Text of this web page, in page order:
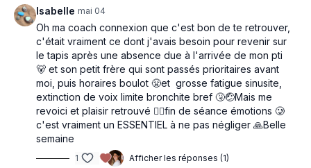
Cette séance marque le point de départ de ces 5 jours
recréer un lien conscient avec ton corps , condition
essentielle pour bouger librement, apaiser l’esprit et
pratiquer autrement dans le temps.
Isabelle mai 04
Oh ma coach connexion que c'est bon de te retrouver,
c'était vraiment ce dont j'avais besoin pour revenir sur
le tapis après une absence due à l'arrivée de mon pti
🐻 et son petit frère qui sont passés prioritaires avant
moi, puis horaires boulot 😤et grosse fatigue sinusite,
extinction de voix limite bronchite bref 🤧🤕Mais me
revoici et plaisir retrouvé 🧘‍♂️fin de séance émotions 🥲
c'est vraiment un ESSENTIEL à ne pas négliger 🙏Belle
semaine
1 Afficher les réponses (1)